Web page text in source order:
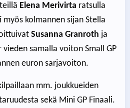
Elena Merivirta ratsulla
kolmannen sijan Stella
Susanna Granroth ja
vieden samalla voiton Small GP
euron sarjavoiton.
mm. joukkueiden
sekä Mini GP Finaali.